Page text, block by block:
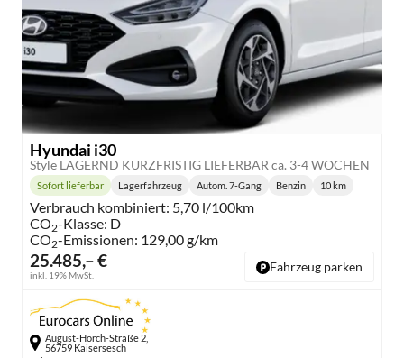
Hyundai i30
Style LAGERND KURZFRISTIG LIEFERBAR ca. 3-4 WOCHEN
25.485,– €
inkl. 19% MwSt.
Lieferzeit:
Sofort lieferbar Lagerfahrzeug
Getriebe:
Autom. 7-Gang Benzin 10 km
Verbrauch kombiniert: 5,70 l/100km
CO2-Klasse: D
CO2-Emissionen: 129,00 g/km
Fahrzeug parken
August-Horch-Straße 2,
56759 Kaisersesch